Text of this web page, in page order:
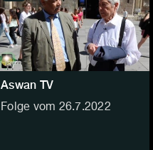
Aswan TV
Folge vom 26.7.2022